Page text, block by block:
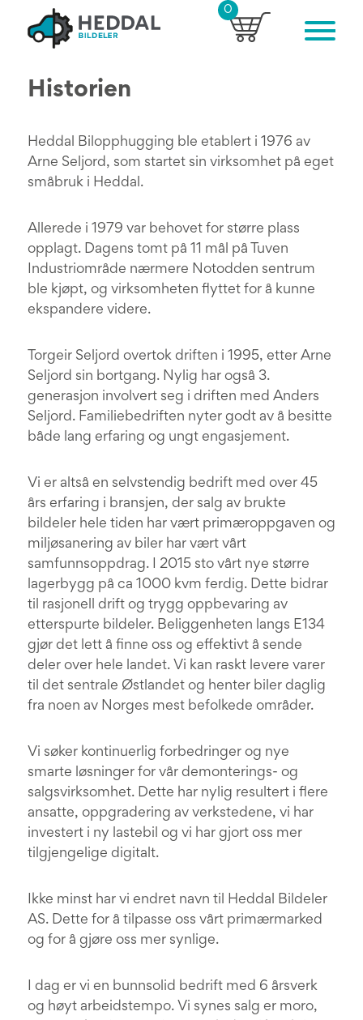
0
Historien
Heddal Bilopphugging ble etablert i 1976 av
Arne Seljord, som startet sin virksomhet på eget
småbruk i Heddal.
Allerede i 1979 var behovet for større plass
opplagt. Dagens tomt på 11 mål på Tuven
Industriområde nærmere Notodden sentrum
ble kjøpt, og virksomheten flyttet for å kunne
ekspandere videre.
Torgeir Seljord overtok driften i 1995, etter Arne
Seljord sin bortgang. Nylig har også 3.
generasjon involvert seg i driften med Anders
Seljord. Familiebedriften nyter godt av å besitte
både lang erfaring og ungt engasjement.
Vi er altså en selvstendig bedrift med over 45
års erfaring i bransjen, der salg av brukte
bildeler hele tiden har vært primæroppgaven og
miljøsanering av biler har vært vårt
samfunnsoppdrag. I 2015 sto vårt nye større
lagerbygg på ca 1000 kvm ferdig. Dette bidrar
til rasjonell drift og trygg oppbevaring av
etterspurte bildeler. Beliggenheten langs E134
gjør det lett å finne oss og effektivt å sende
deler over hele landet. Vi kan raskt levere varer
til det sentrale Østlandet og henter biler daglig
fra noen av Norges mest befolkede områder.
Vi søker kontinuerlig forbedringer og nye
smarte løsninger for vår demonterings- og
salgsvirksomhet. Dette har nylig resultert i flere
ansatte, oppgradering av verkstedene, vi har
investert i ny lastebil og vi har gjort oss mer
tilgjengelige digitalt.
Ikke minst har vi endret navn til Heddal Bildeler
AS. Dette for å tilpasse oss vårt primærmarked
og for å gjøre oss mer synlige.
I dag er vi en bunnsolid bedrift med 6 årsverk
og høyt arbeidstempo. Vi synes salg er moro,